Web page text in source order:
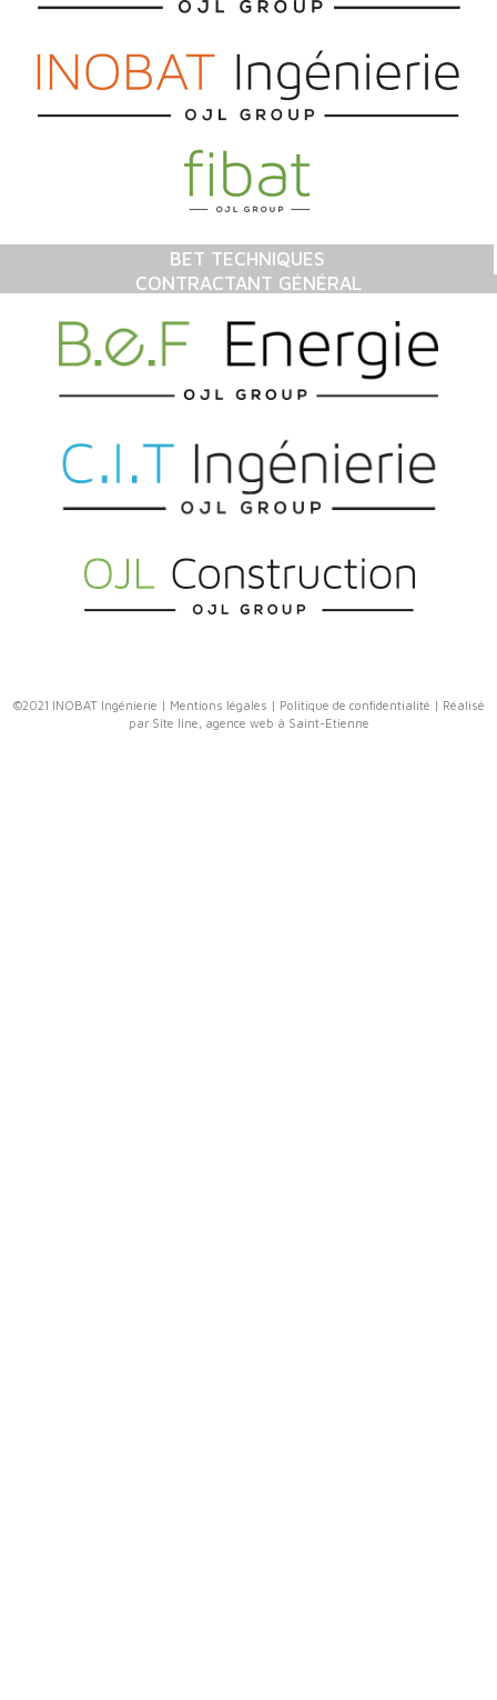
BET TECHNIQUES
CONTRACTANT GÉNÉRAL
©2021 INOBAT Ingénierie | Mentions légales | Politique de confidentialité | Réalisé
par Site line, agence web à Saint-Etienne